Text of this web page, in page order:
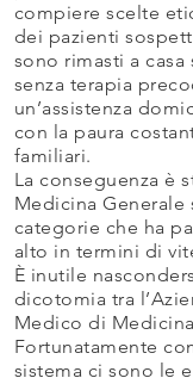
compiere scelte
dei pazienti
sono rimasti a casa
senza terapia
un’assistenza
con la paura
familiari.
La conseguenza è
Medicina Generale
categorie che ha
alto in termini di
È inutile
dicotomia tra
Medico di
Fortunatamente
sistema ci sono le